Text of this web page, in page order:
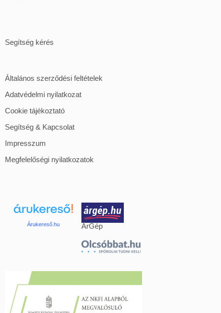
Segítség kérés
Általános szerződési feltételek
Adatvédelmi nyilatkozat
Cookie tájékoztató
Segítség & Kapcsolat
Impresszum
Megfelelőségi nyilatkozatok
Árukereső.hu ÁrGép